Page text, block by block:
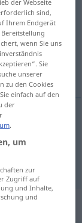
> SCHWEIZ
sind,
Ihrem Endgerät
wenn Sie uns
Sie
unserer
zu den Cookies
einfach auf den
der
.
um
zur
Zugriff auf
und Inhalte,
und